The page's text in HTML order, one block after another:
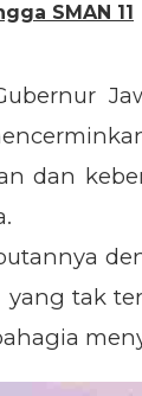
SMAN 11
dan
yang tak